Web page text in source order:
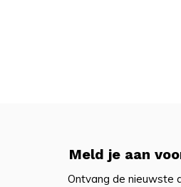
Meld je aan
Ontvang de nieuwste